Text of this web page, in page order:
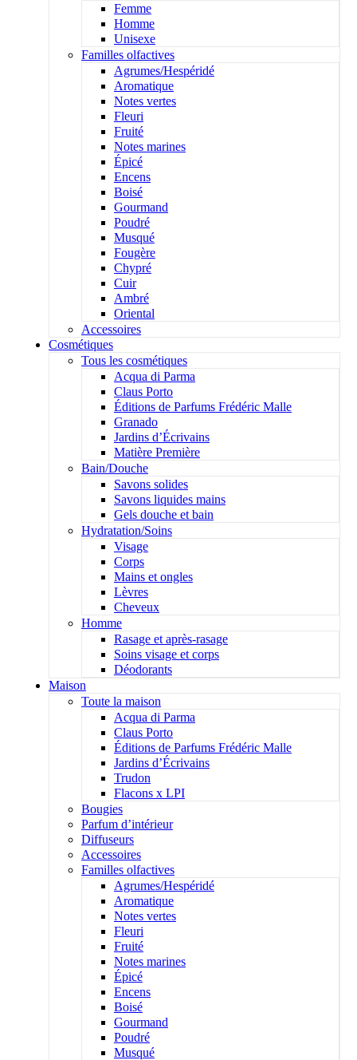
Femme
Homme
Unisexe
Familles olfactives
Agrumes/Hespéridé
Aromatique
Notes vertes
Fleuri
Fruité
Notes marines
Épicé
Encens
Boisé
Gourmand
Poudré
Musqué
Fougère
Chypré
Cuir
Ambré
Oriental
Accessoires
Cosmétiques
Tous les cosmétiques
Acqua di Parma
Claus Porto
Éditions de Parfums Frédéric Malle
Granado
Jardins d’Écrivains
Matière Première
Bain/Douche
Savons solides
Savons liquides mains
Gels douche et bain
Hydratation/Soins
Visage
Corps
Mains et ongles
Lèvres
Cheveux
Homme
Rasage et après-rasage
Soins visage et corps
Déodorants
Maison
Toute la maison
Acqua di Parma
Claus Porto
Éditions de Parfums Frédéric Malle
Jardins d’Écrivains
Trudon
Flacons x LPI
Bougies
Parfum d’intérieur
Diffuseurs
Accessoires
Familles olfactives
Agrumes/Hespéridé
Aromatique
Notes vertes
Fleuri
Fruité
Notes marines
Épicé
Encens
Boisé
Gourmand
Poudré
Musqué